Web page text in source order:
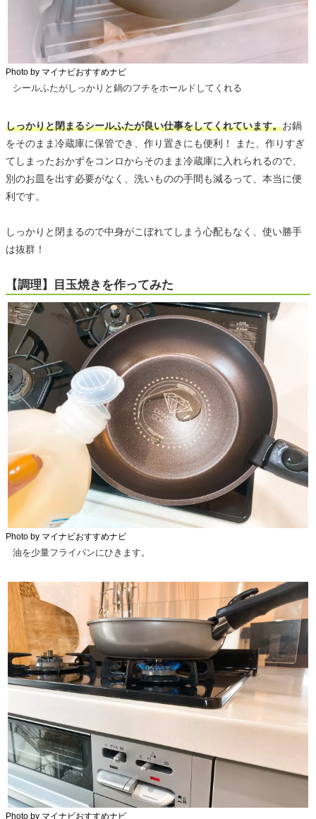
Photo by マイナビおすすめナビ
シールふたがしっかりと鍋のフチをホールドしてくれる
しっかりと閉まるシールふたが良い仕事をしてくれています。お鍋
をそのまま冷蔵庫に保管でき、作り置きにも便利！ また、作りすぎ
てしまったおかずをコンロからそのまま冷蔵庫に入れられるので、
別のお皿を出す必要がなく、洗いものの手間も減るって、本当に便
利です。
しっかりと閉まるので中身がこぼれてしまう心配もなく、使い勝手
は抜群！
【調理】目玉焼きを作ってみた
Photo by マイナビおすすめナビ
油を少量フライパンにひきます。
Photo by マイナビおすすめナビ